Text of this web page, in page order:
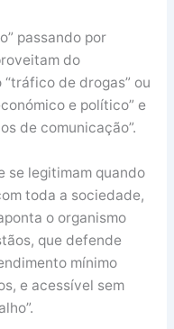
passando por
do
de drogas” ou
e político” e
de comunicação”.
se legitimam quando
toda a sociedade,
o organismo
que defende
mínimo
e acessível sem